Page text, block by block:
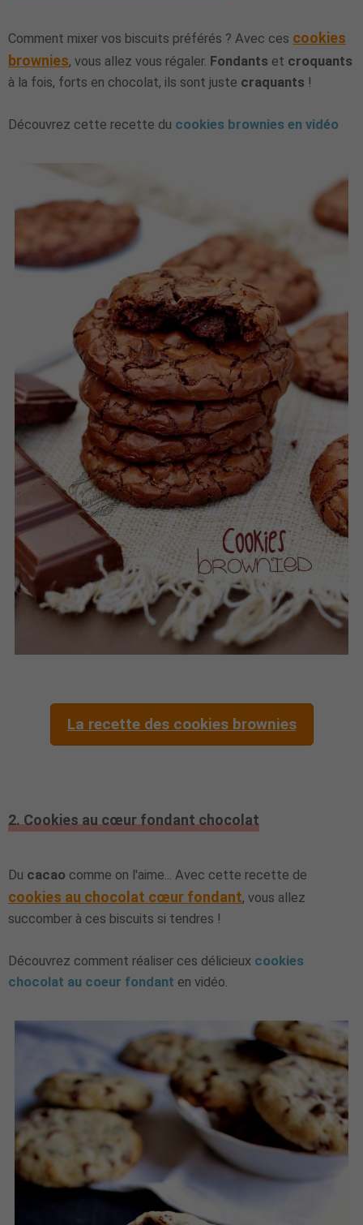
Comment mixer vos biscuits préférés ? Avec ces cookies
brownies, vous allez vous régaler. Fondants et croquants
à la fois, forts en chocolat, ils sont juste craquants !
Découvrez cette recette du cookies brownies en vidéo
La recette des cookies brownies
2. Cookies au cœur fondant chocolat
Du cacao comme on l'aime... Avec cette recette de
cookies au chocolat cœur fondant, vous allez
succomber à ces biscuits si tendres !
Découvrez comment réaliser ces délicieux cookies
chocolat au coeur fondant en vidéo.